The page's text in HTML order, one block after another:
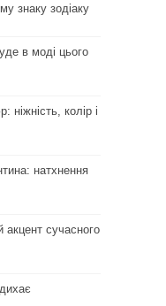
знаку зодіаку
в моді цього
ніжність, колір і
натхнення
сучасного